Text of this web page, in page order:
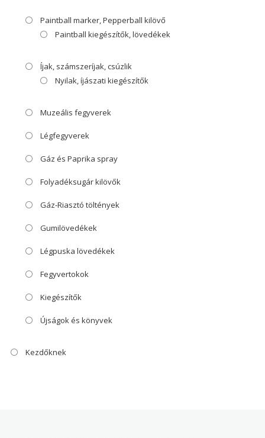
Paintball marker, Pepperball kilövő
Paintball kiegészítők, lövedékek
Íjak, számszeríjak, csúzlik
Nyilak, íjászati kiegészítők
Muzeális fegyverek
Légfegyverek
Gáz és Paprika spray
Folyadéksugár kilövők
Gáz-Riasztó töltények
Gumilövedékek
Légpuska lövedékek
Fegyvertokok
Kiegészítők
Újságok és könyvek
Kezdőknek